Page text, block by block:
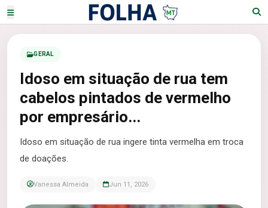
GERAL
Idoso em situação de rua tem
cabelos pintados de vermelho
por empresário...
Idoso em situação de rua ingere tinta vermelha em troca
de doações.
Vanessa Almeida Jun 11, 2026